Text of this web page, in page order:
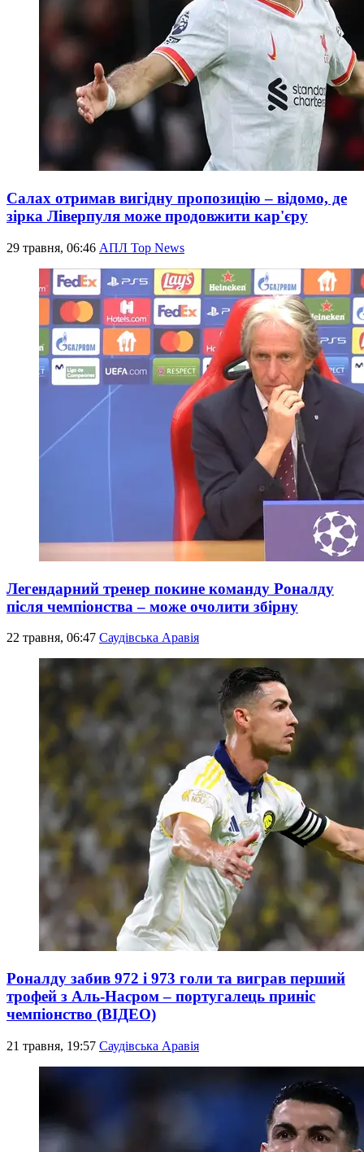
Салах отримав вигідну пропозицію – відомо, де
зірка Ліверпуля може продовжити кар'єру
29 травня, 06:46 АПЛ Top News
Легендарний тренер покине команду Роналду
після чемпіонства – може очолити збірну
22 травня, 06:47 Саудівська Аравія
Роналду забив 972 і 973 голи та виграв перший
трофей з Аль-Насром – португалець приніс
чемпіонство (ВІДЕО)
21 травня, 19:57 Саудівська Аравія